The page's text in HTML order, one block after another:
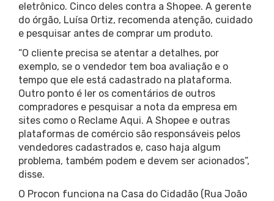
eletrônico. Cinco deles contra a Shopee. A gerente
do órgão, Luísa Ortiz, recomenda atenção, cuidado
e pesquisar antes de comprar um produto.
“O cliente precisa se atentar a detalhes, por
exemplo, se o vendedor tem boa avaliação e o
tempo que ele está cadastrado na plataforma.
Outro ponto é ler os comentários de outros
compradores e pesquisar a nota da empresa em
sites como o Reclame Aqui. A Shopee e outras
plataformas de comércio são responsáveis pelos
vendedores cadastrados e, caso haja algum
problema, também podem e devem ser acionados”,
disse.
O Procon funciona na Casa do Cidadão (Rua João